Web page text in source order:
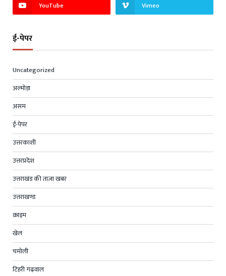
YouTube Vimeo
ई-पेपर
Uncategorized
अल्मोड़ा
असम
ई-पेपर
उत्तरकाशी
उत्तरप्रदेश
उत्तराखंड की ताज़ा खबर
उत्तराखण्ड
क्राइम
खेल
चमोली
टिहरी गढ़वाल